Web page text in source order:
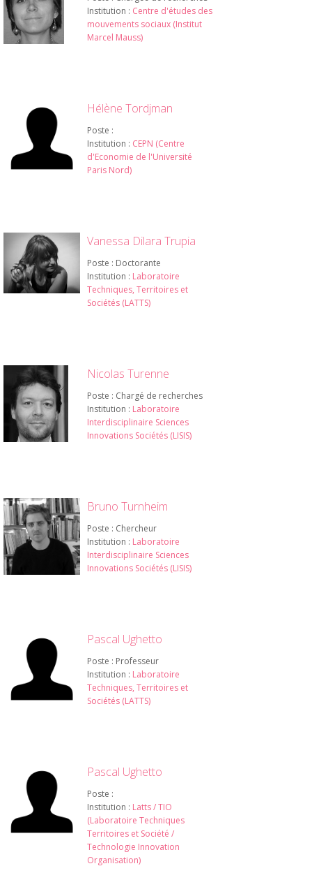
Institution : Centre d'études des
mouvements sociaux (Institut
Marcel Mauss)
Hélène Tordjman
Poste :
Institution : CEPN (Centre
d'Economie de l'Université
Paris Nord)
Vanessa Dilara Trupia
Poste : Doctorante
Institution : Laboratoire
Techniques, Territoires et
Sociétés (LATTS)
Nicolas Turenne
Poste : Chargé de recherches
Institution : Laboratoire
Interdisciplinaire Sciences
Innovations Sociétés (LISIS)
Bruno Turnheim
Poste : Chercheur
Institution : Laboratoire
Interdisciplinaire Sciences
Innovations Sociétés (LISIS)
Pascal Ughetto
Poste : Professeur
Institution : Laboratoire
Techniques, Territoires et
Sociétés (LATTS)
Pascal Ughetto
Poste :
Institution : Latts / TIO
(Laboratoire Techniques
Territoires et Société /
Technologie Innovation
Organisation)